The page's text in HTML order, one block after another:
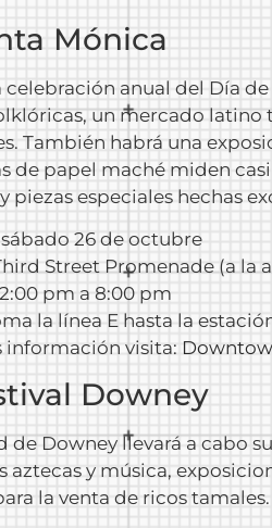
Mónica
celebración anual del Día
un mercado latino
También habrá una
de papel maché miden
piezas especiales hechas
sábado 26 de octubre
Street Promenade (a la
pm a 8:00 pm
la línea E hasta la
información visita:
Downey
de Downey llevará a cabo
aztecas y música,
la venta de ricos